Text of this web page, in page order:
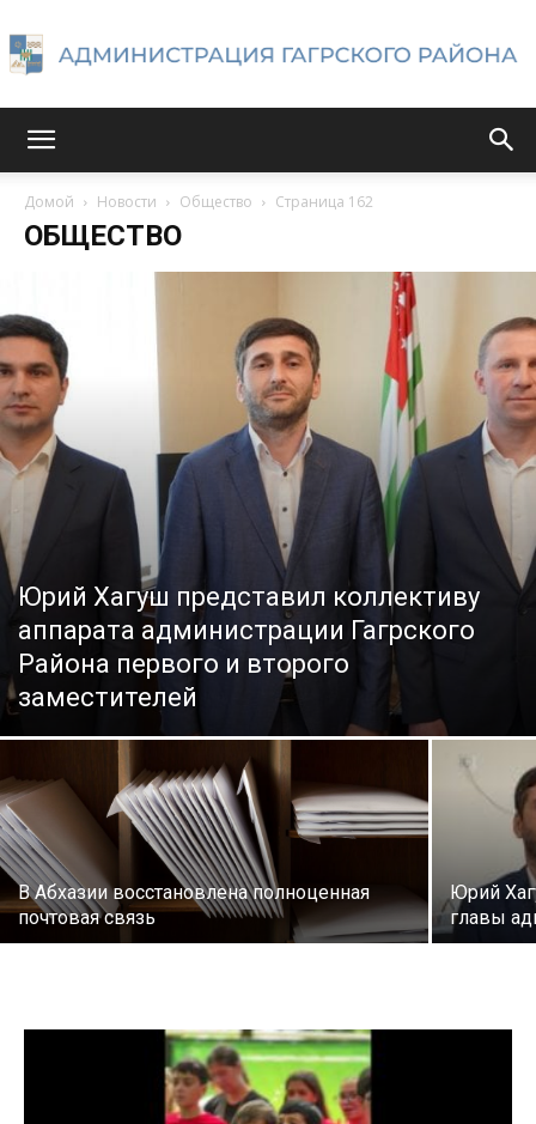
района
Домой Новости Общество Страница 162
ОБЩЕСТВО
Юрий Хагуш представил коллективу
аппарата администрации Гагрского
Района первого и второго
заместителей
В Абхазии восстановлена полноценная
почтовая связь
Юрий
главы